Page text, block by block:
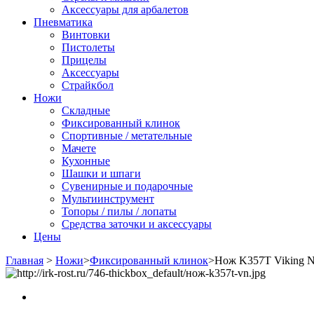
Аксессуары для арбалетов
Пневматика
Винтовки
Пистолеты
Прицелы
Аксессуары
Страйкбол
Ножи
Складные
Фиксированный клинок
Спортивные / метательные
Мачете
Кухонные
Шашки и шпаги
Сувенирные и подарочные
Мультиинструмент
Топоры / пилы / лопаты
Средства заточки и аксессуары
Цены
Главная > Ножи>Фиксированный клинок>Нож K357T Viking